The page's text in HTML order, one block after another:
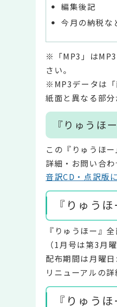
編集後記
今月の納税な
※「MP3」は
さい。
※MP3データは「
紙面と異なる部分
『りゅうほ
この『りゅうほ
詳細・お問い合
音訳CD・点訳版
『りゅう
『りゅうほー』
（1月号は第3月
配布期間は月曜
リニューアルの詳
『りゅう